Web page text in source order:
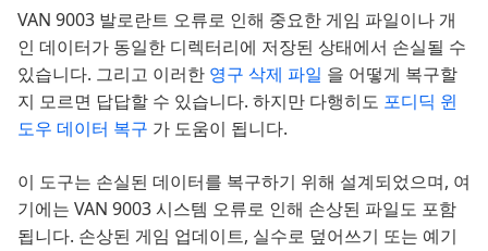
VAN 9003 발로란트 오류로 인해 중요한 게임 파일이나 개
인 데이터가 동일한 디렉터리에 저장된 상태에서 손실될 수
있습니다. 그리고 이러한 영구 삭제 파일 을 어떻게 복구할
지 모르면 답답할 수 있습니다. 하지만 다행히도 포디딕 윈
도우 데이터 복구 가 도움이 됩니다.
이 도구는 손실된 데이터를 복구하기 위해 설계되었으며, 여
기에는 VAN 9003 시스템 오류로 인해 손상된 파일도 포함
됩니다. 손상된 게임 업데이트, 실수로 덮어쓰기 또는 예기